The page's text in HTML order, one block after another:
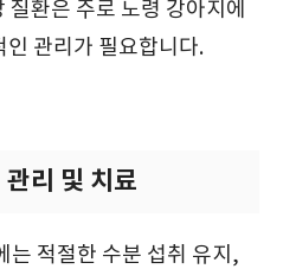
환은 주로 노령 강아지에
관리가 필요합니다.
리 및 치료
는 적절한 수분 섭취 유지,